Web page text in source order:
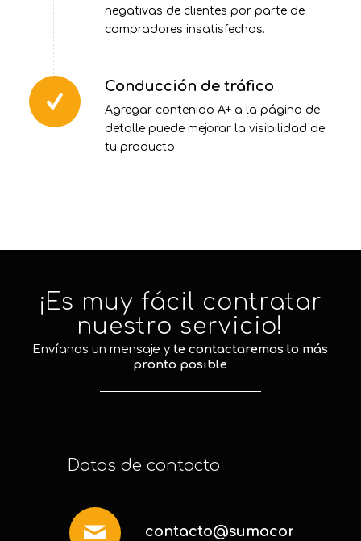
negativas de clientes por parte de
compradores insatisfechos.
Conducción de tráfico
Agregar contenido A+ a la página de
detalle puede mejorar la visibilidad de
tu producto.
¡Es muy fácil contratar
nuestro servicio!
Envíanos un mensaje yte contactaremos lo más
pronto posible
Datos de contacto